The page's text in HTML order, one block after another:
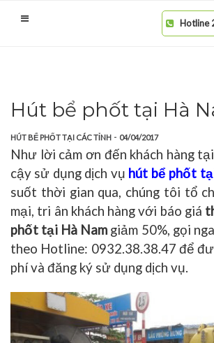
Hotline
Hút bể phốt tại Hà
HÚT BỂ PHỐT TẠI CÁC TỈNH - 04/04/2017
Như lời cảm ơn đến khách hàng
cậy sử dụng dịch vụ hút bể phốt
suốt thời gian qua, chúng tôi tổ
mại, tri ân khách hàng với báo giá
phốt tại Hà Nam giảm 50%, gọi
theo Hotline: 0932.38.38.47 để
phí và đăng ký sử dụng dịch vụ.